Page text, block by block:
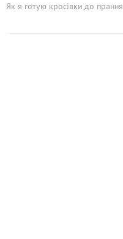
Як я готую кросівки до прання